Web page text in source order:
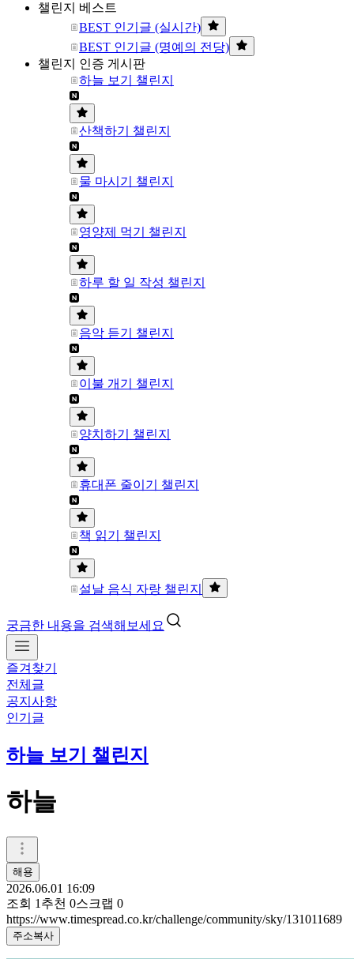
챌린지 베스트
BEST 인기글 (실시간)
BEST 인기글 (명예의 전당)
챌린지 인증 게시판
하늘 보기 챌린지
산책하기 챌린지
물 마시기 챌린지
영양제 먹기 챌린지
하루 할 일 작성 챌린지
음악 듣기 챌린지
이불 개기 챌린지
양치하기 챌린지
휴대폰 줄이기 챌린지
책 읽기 챌린지
설날 음식 자랑 챌린지
궁금한 내용을 검색해보세요
즐겨찾기
전체글
공지사항
인기글
하늘 보기 챌린지
하늘
해용
2026.06.01 16:09
조회 1 추천 0스크랩 0
https://www.timespread.co.kr/challenge/community/sky/131011689
주소복사